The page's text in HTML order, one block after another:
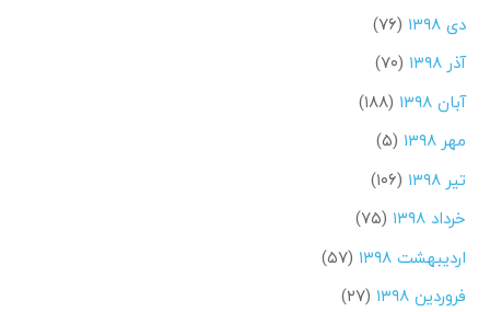
دی ۱۳۹۸
(۷۶)
آذر ۱۳۹۸
(۷۰)
آبان ۱۳۹۸
(۱۸۸)
مهر ۱۳۹۸
(۵)
تیر ۱۳۹۸
(۱۰۶)
خرداد ۱۳۹۸
(۷۵)
اردیبهشت ۱۳۹۸
(۵۷)
فروردین ۱۳۹۸
(۲۷)